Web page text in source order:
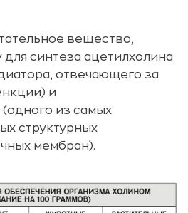
вещество,
синтеза ацетилхолина
отвечающего за
и
из самых
структурных
мембран).